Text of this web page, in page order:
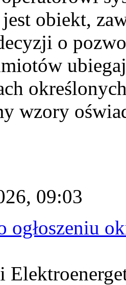
jest obiekt,
o
wzory
09:03
ogłoszeniu